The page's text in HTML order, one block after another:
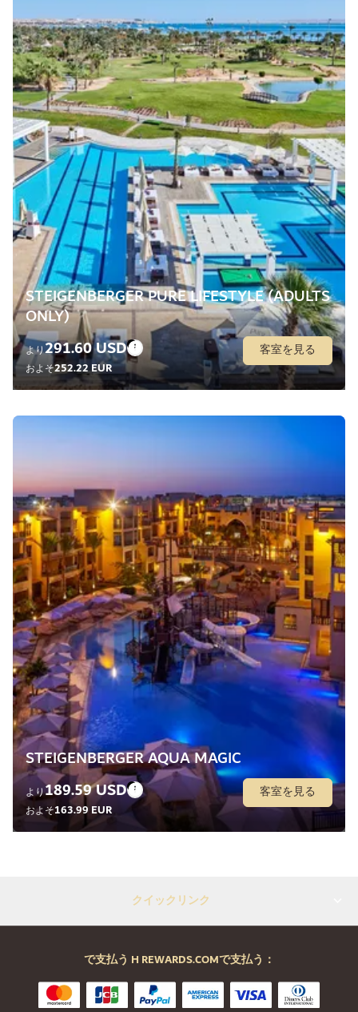
STEIGENBERGER PURE LIFESTYLE (ADULTS
ONLY)
より291.60 USD
およそ252.22 EUR
客室を見る
STEIGENBERGER AQUA MAGIC
より189.59 USD
およそ163.99 EUR
客室を見る
クイックリンク
で支払う H REWARDS.COMで支払う：